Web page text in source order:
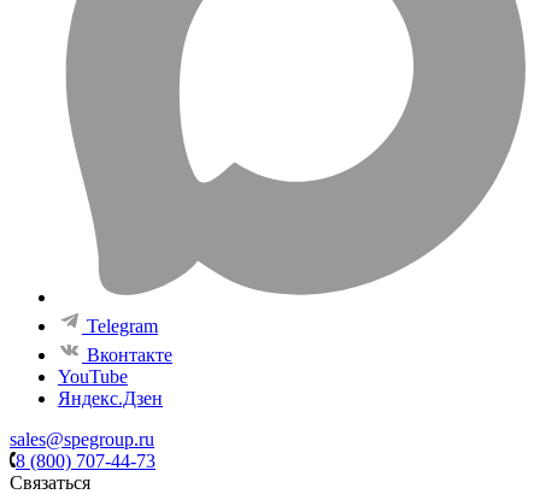
Telegram
Вконтакте
YouTube
Яндекс.Дзен
sales@spegroup.ru
8 (800) 707-44-73
Связаться